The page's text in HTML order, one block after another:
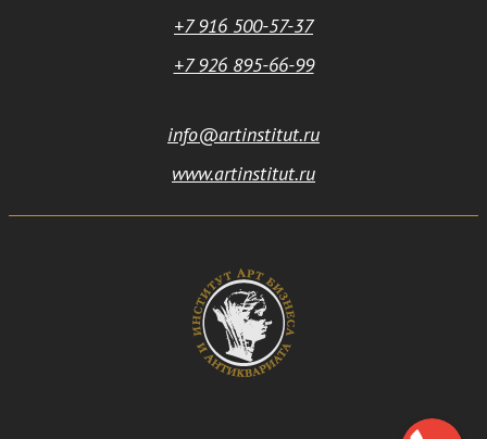
+7 916 500-57-37
+7 926 895-66-99
info@artinstitut.ru
www.artinstitut.ru